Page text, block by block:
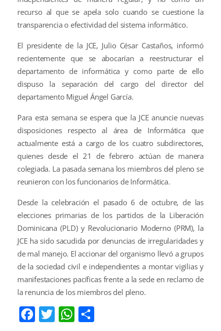
recurso al que se apela solo cuando se cuestione la
transparencia o efectividad del sistema informático.
El presidente de la JCE, Julio César Castaños, informó
recientemente que se abocarían a reestructurar el
departamento de informática y como parte de ello
dispuso la separación del cargo del director del
departamento Miguel Ángel García.
Para esta semana se espera que la JCE anuncie nuevas
disposiciones respecto al área de Informática que
actualmente está a cargo de los cuatro subdirectores,
quienes desde el 21 de febrero actúan de manera
colegiada. La pasada semana los miembros del pleno se
reunieron con los funcionarios de Informática.
Desde la celebración el pasado 6 de octubre, de las
elecciones primarias de los partidos de la Liberación
Dominicana (PLD) y Revolucionario Moderno (PRM), la
JCE ha sido sacudida por denuncias de irregularidades y
de mal manejo. El accionar del organismo llevó a grupos
de la sociedad civil e independientes a montar vigilias y
manifestaciones pacíficas frente a la sede en reclamo de
la renuncia de los miembros del pleno.
Facebook
TwitterWhatsApp